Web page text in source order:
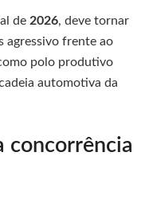
de 2026, deve tornar
agressivo frente ao
polo produtivo
automotiva da
concorrência